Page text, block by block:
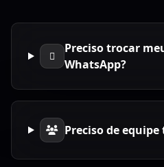
Preciso trocar
WhatsApp?
Preciso de